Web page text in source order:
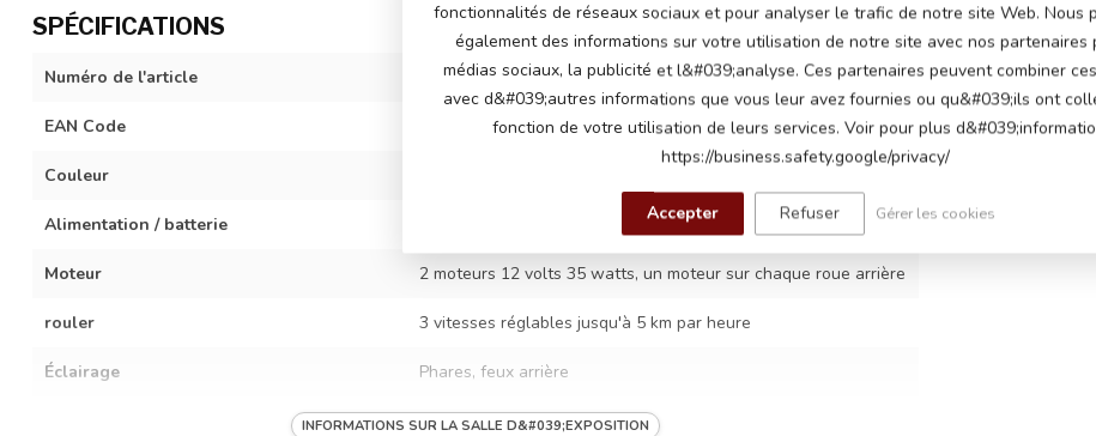
SPÉCIFICATIONS
Numéro de l'article SX2418-blue
EAN Code 7423440320393
Couleur
Alimentation / batterie
Moteur 2 moteurs 12 volts 35 watts, un moteur sur chaque roue arrière
rouler 3 vitesses réglables jusqu'à 5 km par heure
Éclairage Phares, feux arrière
Son du moteur au démarrage, boutons klaxon et musique,
INFORMATIONS SUR LA SALLE D&#039;EXPOSITION
BMW
En stock
fonctionnalités de réseaux sociaux et pour analyser le trafic de notre site Web. Nous
également des informations sur votre utilisation de notre site avec nos partenaires
médias sociaux, la publicité et l&#039;analyse. Ces partenaires peuvent combiner
avec d&#039;autres informations que vous leur avez fournies ou qu&#039;ils ont
fonction de votre utilisation de leurs services. Voir pour plus
https://business.safety.google/privacy/
Accepter Refuser Gérer les cookies